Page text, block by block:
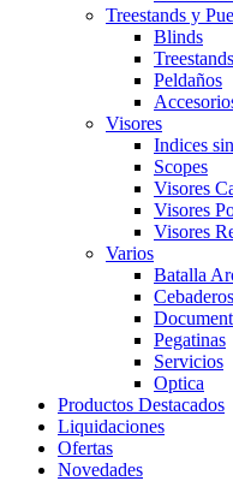
Treestands y
Blinds
Treestands
Peldaños
Visores
Indices
Scopes
Visores
Visores
Visores
Varios
Batalla
Cebaderos
Pegatinas
Servicios
Optica
Productos Destacados
Liquidaciones
Ofertas
Novedades